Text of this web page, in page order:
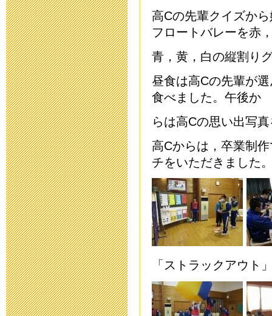
2023年8月25日
第32回 公開
教育ボランテ
2023年5月11日
保健関係書類
2023年4月14日
研究中間報告
2023年3月20日
研究中間報
2023年1月27日
高Cの先輩クイズか
フロートバレーを赤
青，黄，白の縦割り
昼食は高Cの先輩が
食べました。午後か
らは高Cの思い出写
高Cからは，卒業制
チをいただきました
「ストラックアウ